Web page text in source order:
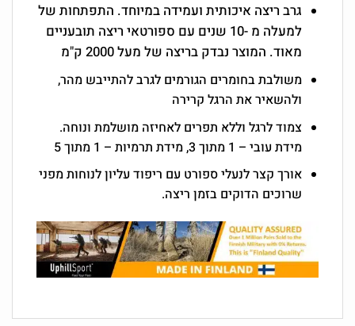
גרב ריצה איכותית ועמידה במיוחד. התפתחות של
למעלה מ -10 שנים עם ספורטאי ריצה תובעניים
מאוד. המוצר נבדק בריצה של מעל 2000 ק"מ
משולבת בחומרים הגורמים לגרב להתייבש מהר,
ולהשאיר את הרגל קרירה
צמוד לרגל וללא תפרים לאחיזה מושלמת ונוחה.
מידת עובי – 1 מתוך 3, מידת תרמיות – 1 מתוך 5
אורך קצר לנעלי ספורט עם ריפוד עליון לנוחות מפני
שרוכים הדוקים בזמן ריצה.